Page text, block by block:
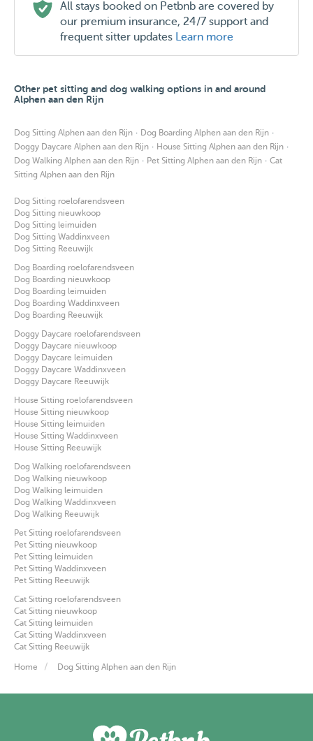
All stays booked on Petbnb are covered by
our premium insurance, 24/7 support and
frequent sitter updates Learn more
Other pet sitting and dog walking options in and around
Alphen aan den Rijn
Dog Sitting Alphen aan den Rijn · Dog Boarding Alphen aan den Rijn ·
Doggy Daycare Alphen aan den Rijn · House Sitting Alphen aan den Rijn ·
Dog Walking Alphen aan den Rijn · Pet Sitting Alphen aan den Rijn · Cat
Sitting Alphen aan den Rijn
Dog Sitting roelofarendsveen
Dog Sitting nieuwkoop
Dog Sitting leimuiden
Dog Sitting Waddinxveen
Dog Sitting Reeuwijk
Dog Boarding roelofarendsveen
Dog Boarding nieuwkoop
Dog Boarding leimuiden
Dog Boarding Waddinxveen
Dog Boarding Reeuwijk
Doggy Daycare roelofarendsveen
Doggy Daycare nieuwkoop
Doggy Daycare leimuiden
Doggy Daycare Waddinxveen
Doggy Daycare Reeuwijk
House Sitting roelofarendsveen
House Sitting nieuwkoop
House Sitting leimuiden
House Sitting Waddinxveen
House Sitting Reeuwijk
Dog Walking roelofarendsveen
Dog Walking nieuwkoop
Dog Walking leimuiden
Dog Walking Waddinxveen
Dog Walking Reeuwijk
Pet Sitting roelofarendsveen
Pet Sitting nieuwkoop
Pet Sitting leimuiden
Pet Sitting Waddinxveen
Pet Sitting Reeuwijk
Cat Sitting roelofarendsveen
Cat Sitting nieuwkoop
Cat Sitting leimuiden
Cat Sitting Waddinxveen
Cat Sitting Reeuwijk
Home Dog Sitting Alphen aan den Rijn